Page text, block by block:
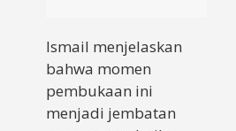
Ismail menjelaskan
bahwa momen
pembukaan ini
menjadi jembatan